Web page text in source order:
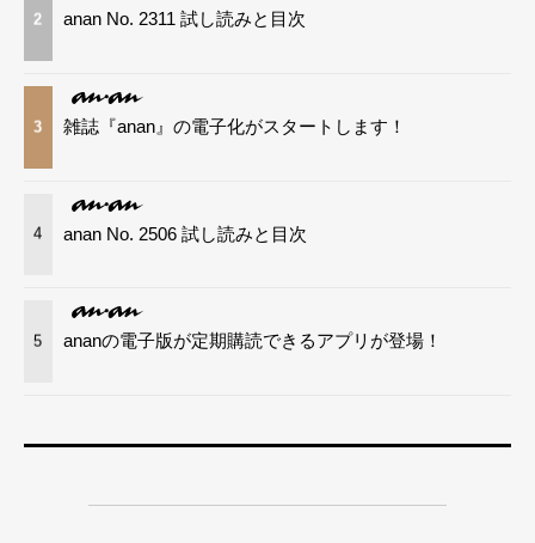
2 anan No. 2311 試し読みと目次
3 雑誌『anan』の電子化がスタートします！
4 anan No. 2506 試し読みと目次
5 ananの電子版が定期購読できるアプリが登場！